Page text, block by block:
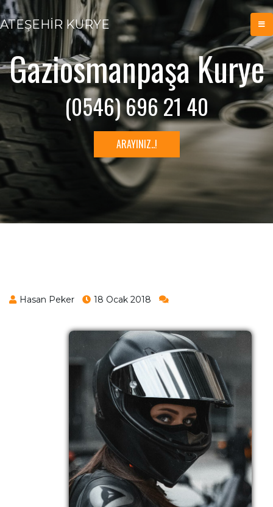
ATEŞEHİR KURYE
Gaziosmanpaşa Kurye
(0546) 696 21 40
ARAYINIZ..!
Hasan Peker 18 Ocak 2018